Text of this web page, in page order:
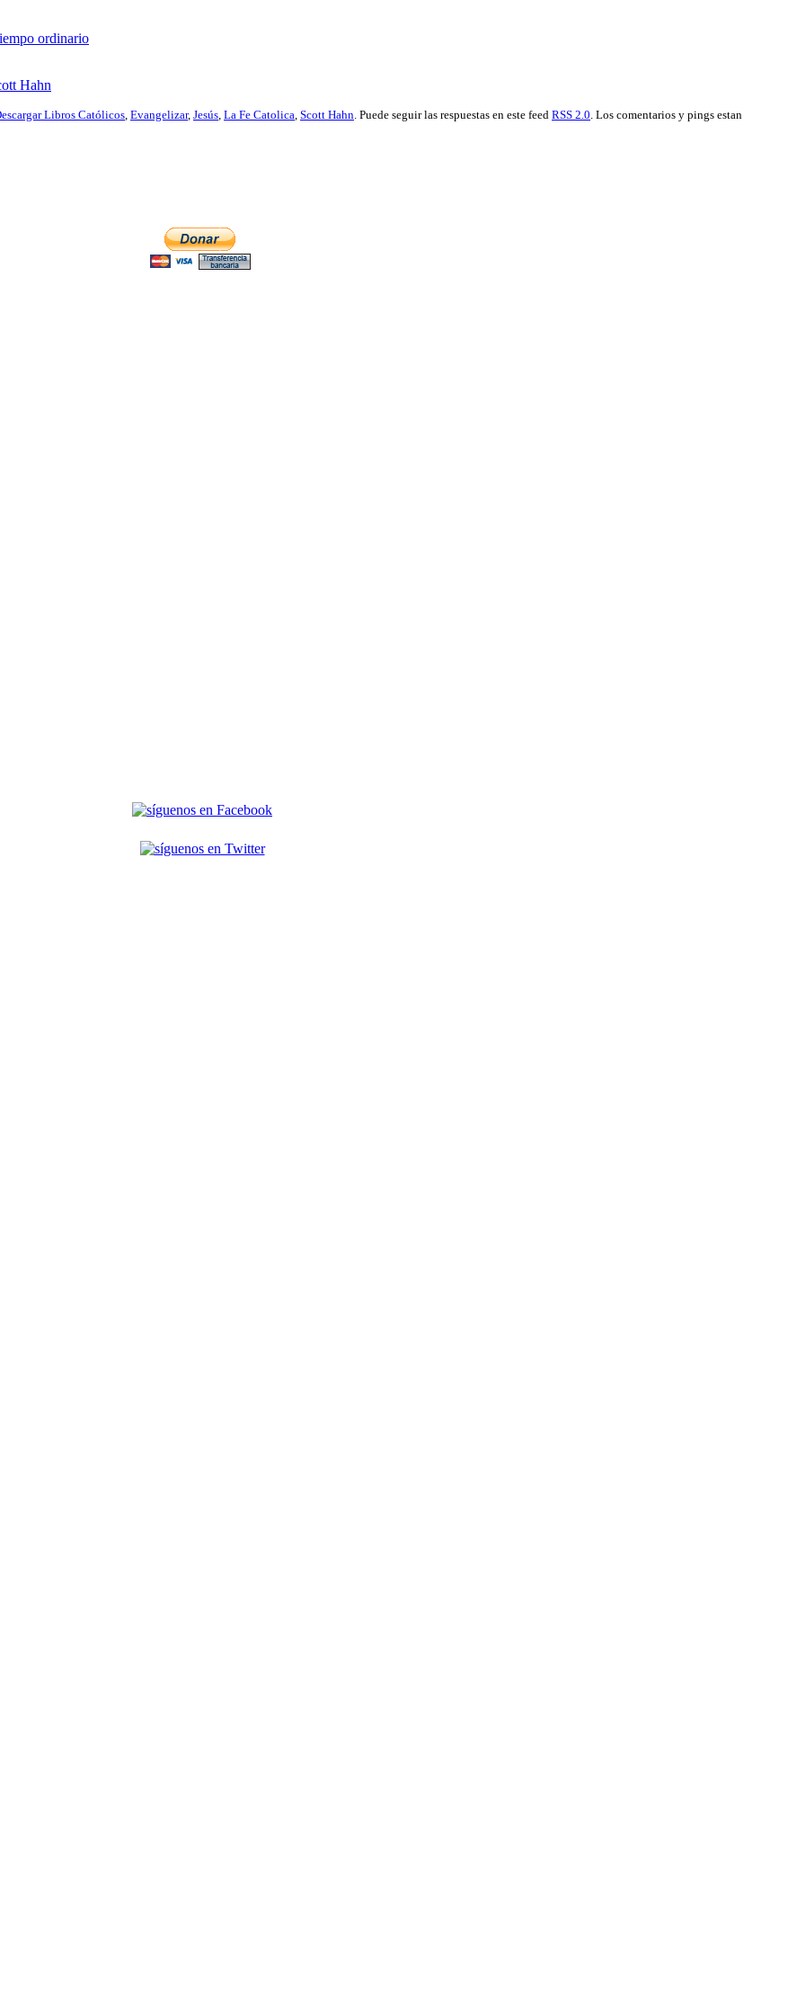
ordinario
Hahn
Libros Católicos Evangelizar, Jesús La Fe Catolica Scott Hahn . Puede seguir las respuestas en este feed RSS 2.0 . Los comentarios y pings estan